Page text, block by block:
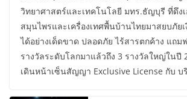
วิทยาศาสตร์และเทคโนโลยี มทร.ธัญบุรี ที่ดึง
สมุนไพรและเครื่องเทศพื้นบ้านไทยมาสยบภัยเ
ได้อย่างเด็ดขาด ปลอดภัย ไร้สารตกค้าง แถม
รางวัลระดับโลกมาแล้วถึง 3 รางวัลใหญ่ในปี
เดินหน้าเซ็นสัญญา Exclusive License กับ บ